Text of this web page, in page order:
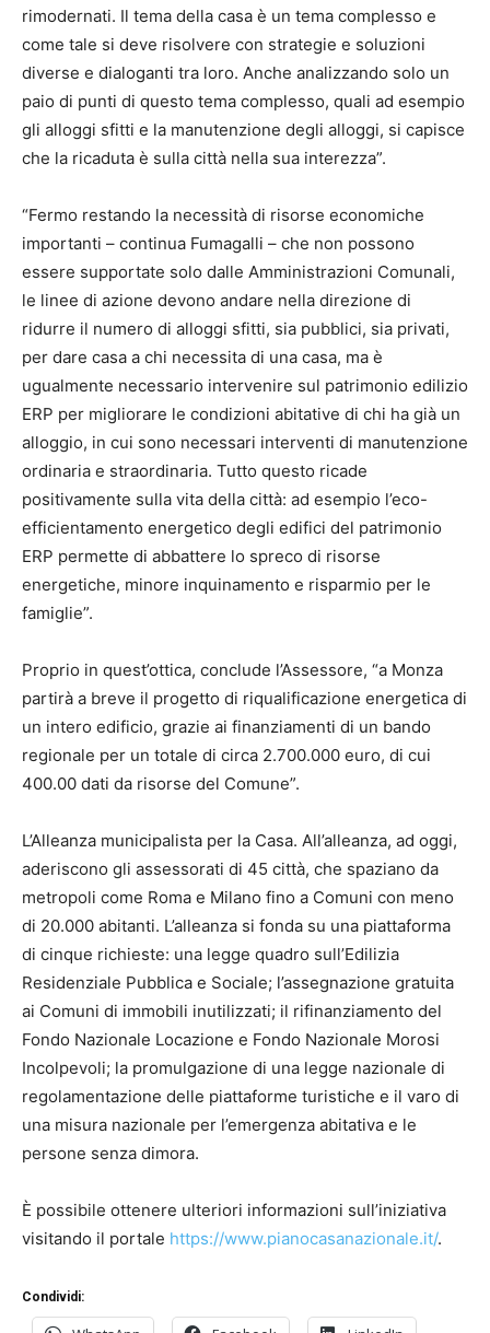
rimodernati. Il tema della casa è un tema complesso e
come tale si deve risolvere con strategie e soluzioni
diverse e dialoganti tra loro. Anche analizzando solo un
paio di punti di questo tema complesso, quali ad esempio
gli alloggi sfitti e la manutenzione degli alloggi, si capisce
che la ricaduta è sulla città nella sua interezza”.
“Fermo restando la necessità di risorse economiche
importanti – continua Fumagalli – che non possono
essere supportate solo dalle Amministrazioni Comunali,
le linee di azione devono andare nella direzione di
ridurre il numero di alloggi sfitti, sia pubblici, sia privati,
per dare casa a chi necessita di una casa, ma è
ugualmente necessario intervenire sul patrimonio edilizio
ERP per migliorare le condizioni abitative di chi ha già un
alloggio, in cui sono necessari interventi di manutenzione
ordinaria e straordinaria. Tutto questo ricade
positivamente sulla vita della città: ad esempio l’eco-
efficientamento energetico degli edifici del patrimonio
ERP permette di abbattere lo spreco di risorse
energetiche, minore inquinamento e risparmio per le
famiglie”.
Proprio in quest’ottica, conclude l’Assessore, “a Monza
partirà a breve il progetto di riqualificazione energetica di
un intero edificio, grazie ai finanziamenti di un bando
regionale per un totale di circa 2.700.000 euro, di cui
400.00 dati da risorse del Comune”.
L’Alleanza municipalista per la Casa. All’alleanza, ad oggi,
aderiscono gli assessorati di 45 città, che spaziano da
metropoli come Roma e Milano fino a Comuni con meno
di 20.000 abitanti. L’alleanza si fonda su una piattaforma
di cinque richieste: una legge quadro sull’Edilizia
Residenziale Pubblica e Sociale; l’assegnazione gratuita
ai Comuni di immobili inutilizzati; il rifinanziamento del
Fondo Nazionale Locazione e Fondo Nazionale Morosi
Incolpevoli; la promulgazione di una legge nazionale di
regolamentazione delle piattaforme turistiche e il varo di
una misura nazionale per l’emergenza abitativa e le
persone senza dimora.
È possibile ottenere ulteriori informazioni sull’iniziativa
visitando il portale https://www.pianocasanazionale.it/.
Condividi: